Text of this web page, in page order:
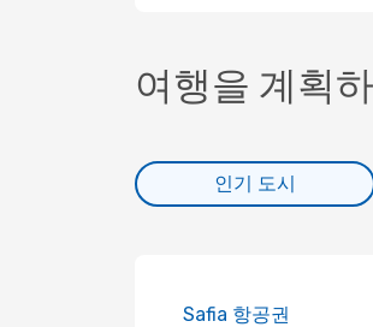
여행을 계획
인기 도시
Safia 항공권